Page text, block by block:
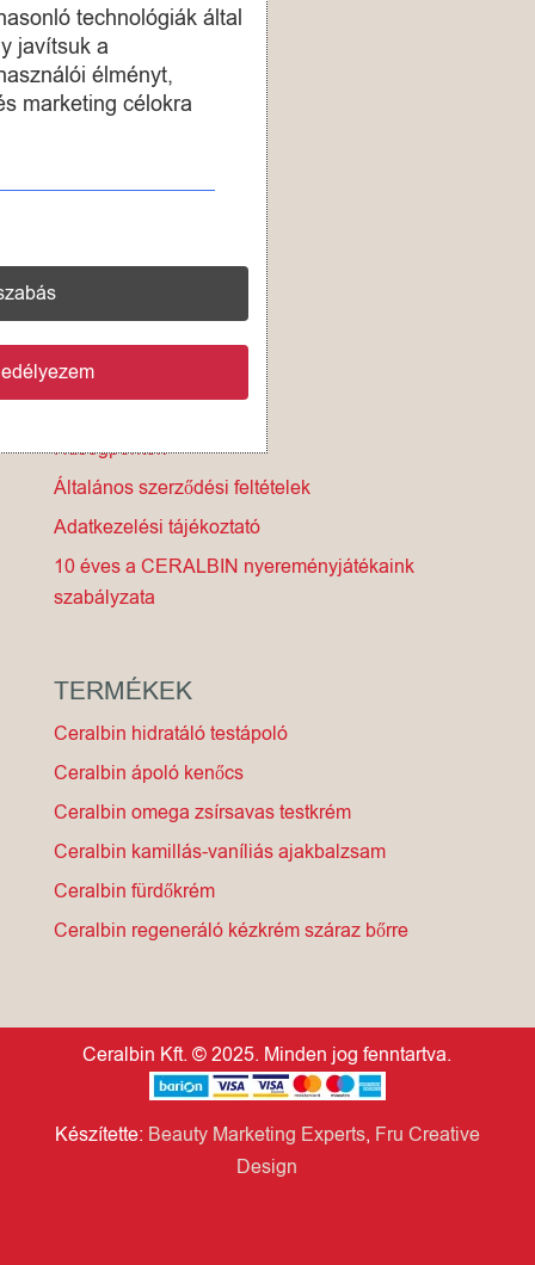
Telefon:
+36 30 415 2413
Email:info@ceralbin.hu
Fizetés és szállítás
Történetünk
Hűségpontok
Általános szerződési feltételek
Adatkezelési tájékoztató
10 éves a CERALBIN nyereményjátékaink
szabályzata
TERMÉKEK
Ceralbin hidratáló testápoló
Ceralbin ápoló kenőcs
Ceralbin omega zsírsavas testkrém
Ceralbin kamillás-vaníliás ajakbalzsam
Ceralbin fürdőkrém
Ceralbin regeneráló kézkrém száraz bőrre
Ceralbin Kft. © 2025. Minden jog fenntartva.
Készítette: Beauty Marketing Experts, Fru Creative
Design
technológiák által
javítsuk a
élményt,
marketing célokra